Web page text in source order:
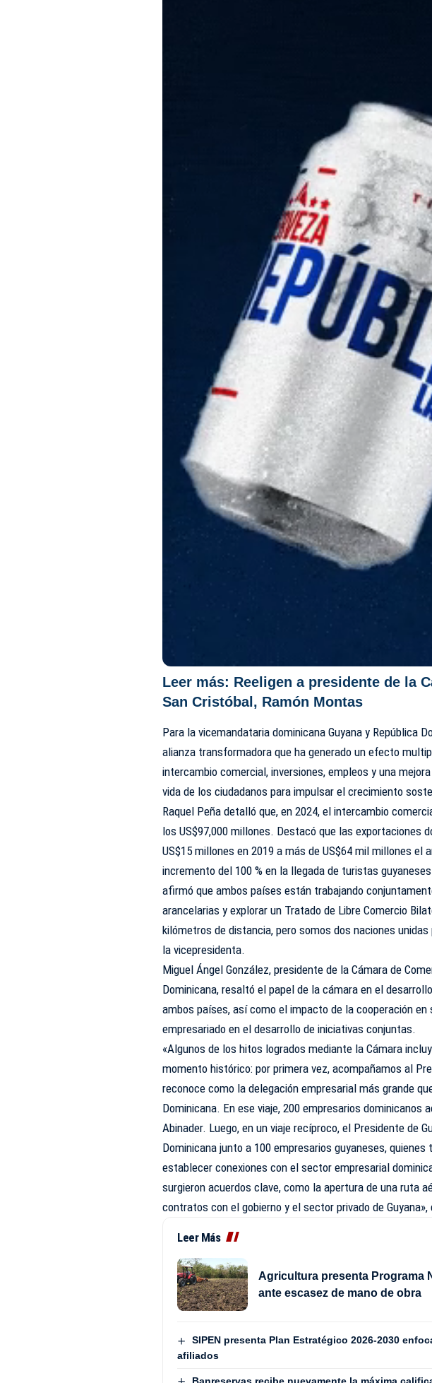
Leer más: Reeligen a presidente de la
San Cristóbal, Ramón Montas
Para la vicemandataria dominicana Guyana y República
alianza transformadora que ha generado un efecto
intercambio comercial, inversiones, empleos y una
vida de los ciudadanos para impulsar el crecimiento
Raquel Peña detalló que, en 2024, el intercambio
los US$97,000 millones. Destacó que las exportaciones
US$15 millones en 2019 a más de US$64 mil millones el
incremento del 100 % en la llegada de turistas
afirmó que ambos países están trabajando
arancelarias y explorar un Tratado de Libre Comercio
kilómetros de distancia, pero somos dos naciones
la vicepresidenta.
Miguel Ángel González, presidente de la Cámara de
Dominicana, resaltó el papel de la cámara en el
ambos países, así como el impacto de la cooperación
empresariado en el desarrollo de iniciativas conjuntas.
«Algunos de los hitos logrados mediante la Cámara
momento histórico: por primera vez, acompañamos al
reconoce como la delegación empresarial más grande
Dominicana. En ese viaje, 200 empresarios dominicanos
Abinader. Luego, en un viaje recíproco, el Presidente de
Dominicana junto a 100 empresarios guyaneses, quienes
establecer conexiones con el sector empresarial
surgieron acuerdos clave, como la apertura de una ruta
contratos con el gobierno y el sector privado de Guyana»,
Leer Más
Agricultura presenta Programa
ante escasez de mano de obra
SIPEN presenta Plan Estratégico 2026-2030
afiliados
Banreservas recibe nuevamente la máxima